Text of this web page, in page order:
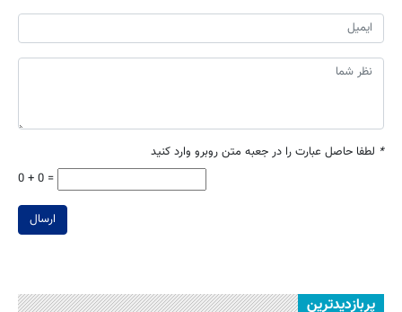
* لطفا حاصل عبارت را در جعبه متن روبرو وارد کنید
0 + 0 =
ارسال
پربازدیدترین